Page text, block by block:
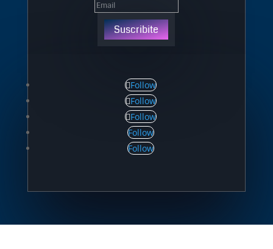
Suscribite
Follow
Follow
Follow
Follow
Follow